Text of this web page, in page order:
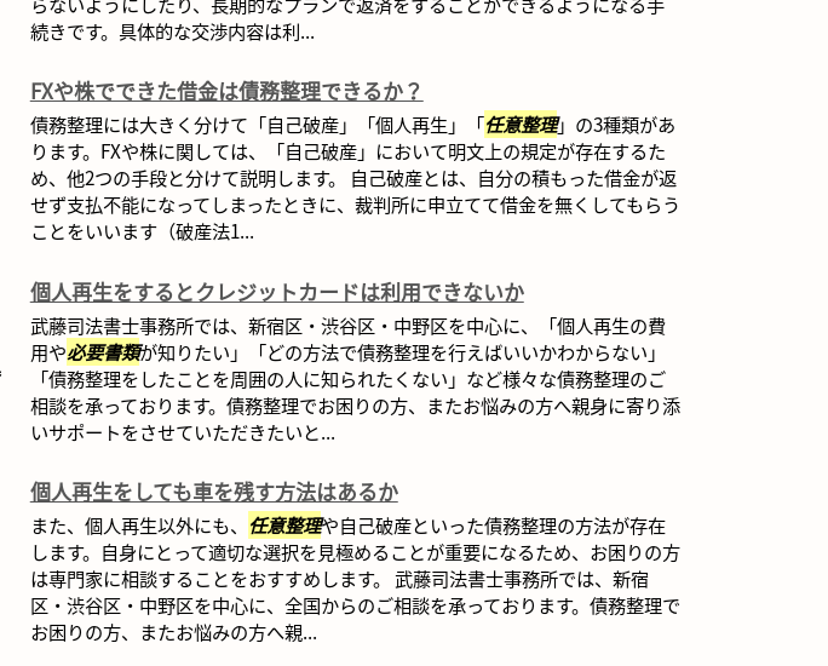
続きです。具体的な交渉内容は利...
FXや株でできた借金は債務整理できるか？
債務整理には大きく分けて「自己破産」「個人再生」「任意整理」の3種類があ
ります。FXや株に関しては、「自己破産」において明文上の規定が存在するた
め、他2つの手段と分けて説明します。 自己破産とは、自分の積もった借金が返
せず支払不能になってしまったときに、裁判所に申立てて借金を無くしてもらう
ことをいいます（破産法1...
個人再生をするとクレジットカードは利用できないか
武藤司法書士事務所では、新宿区・渋谷区・中野区を中心に、「個人再生の費
用や必要書類が知りたい」「どの方法で債務整理を行えばいいかわからない」
「債務整理をしたことを周囲の人に知られたくない」など様々な債務整理のご
相談を承っております。債務整理でお困りの方、またお悩みの方へ親身に寄り添
いサポートをさせていただきたいと...
個人再生をしても車を残す方法はあるか
また、個人再生以外にも、 任意整理や自己破産といった債務整理の方法が存在
します。自身にとって適切な選択を見極めることが重要になるため、お困りの方
は専門家に相談することをおすすめします。 武藤司法書士事務所では、新宿
区・渋谷区・中野区を中心に、全国からのご相談を承っております。債務整理で
お困りの方、またお悩みの方へ親...